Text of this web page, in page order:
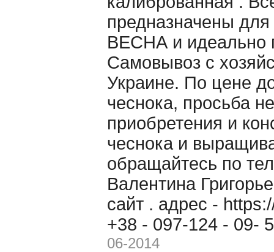
предназначены
ВЕСНА и идеально
Самовывоз с
Украине. По цене
чеснока, просьба
приобретения и
чеснока и
обращайтесь по
Валентина
сайт . адрес -
+38 - 097-124 - 09-
06-2014